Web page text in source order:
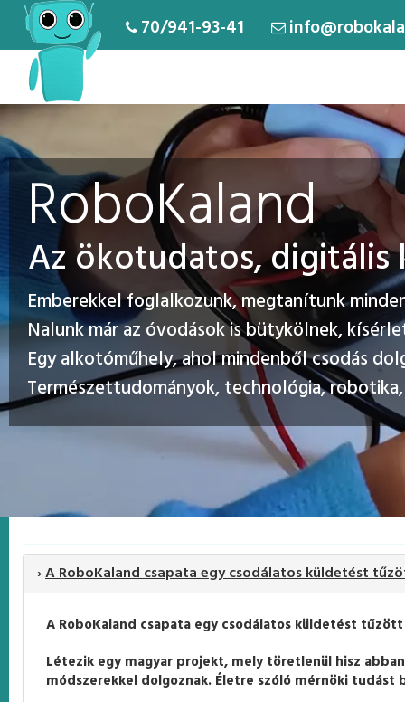
70/941-93-41
RoboKaland
Az ökotudatos,
Emberekkel foglalkozunk, megtanítunk
Nalunk már az óvodások is bütykölnek,
Egy alkotóműhely, ahol mindenből csodás
Természettudományok, technológia,
›A RoboKaland csapata egy csodálatos küldetést
A RoboKaland csapata egy csodálatos küldetést
Létezik egy magyar projekt, mely töretlenül hisz
módszerekkel dolgoznak. Életre szóló mérnöki